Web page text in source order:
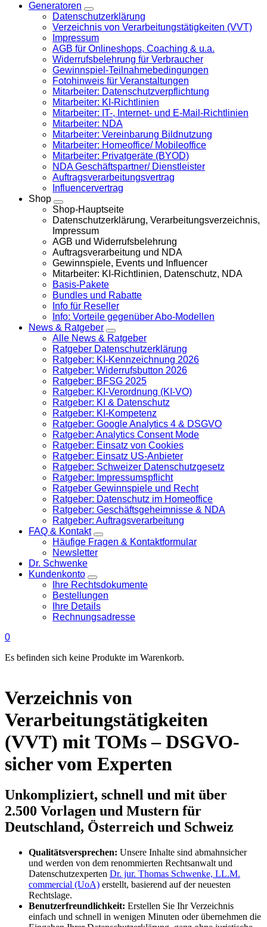
Generatoren
Datenschutzerklärung
Verzeichnis von Verarbeitungstätigkeiten (VVT)
Impressum
AGB für Onlineshops, Coaching & u.a.
Widerrufsbelehrung für Verbraucher
Gewinnspiel-Teilnahmebedingungen
Fotohinweis für Veranstaltungen
Mitarbeiter: Datenschutzverpflichtung
Mitarbeiter: KI-Richtlinien
Mitarbeiter: IT-, Internet- und E-Mail-Richtlinien
Mitarbeiter: NDA
Mitarbeiter: Vereinbarung Bildnutzung
Mitarbeiter: Homeoffice/ Mobileoffice
Mitarbeiter: Privatgeräte (BYOD)
NDA Geschäftspartner/ Dienstleister
Auftragsverarbeitungsvertrag
Influencervertrag
Shop
Shop-Hauptseite
Datenschutzerklärung, Verarbeitungsverzeichnis,
Impressum
AGB und Widerrufsbelehrung
Auftragsverarbeitung und NDA
Gewinnspiele, Events und Influencer
Mitarbeiter: KI-Richtlinien, Datenschutz, NDA
Basis-Pakete
Bundles und Rabatte
Info für Reseller
Info: Vorteile gegenüber Abo-Modellen
News & Ratgeber
Alle News & Ratgeber
Ratgeber Datenschutzerklärung
Ratgeber: KI-Kennzeichnung 2026
Ratgeber: Widerrufsbutton 2026
Ratgeber: BFSG 2025
Ratgeber: KI-Verordnung (KI-VO)
Ratgeber: KI & Datenschutz
Ratgeber: KI-Kompetenz
Ratgeber: Google Analytics 4 & DSGVO
Ratgeber: Analytics Consent Mode
Ratgeber: Einsatz von Cookies
Ratgeber: Einsatz US-Anbieter
Ratgeber: Schweizer Datenschutzgesetz
Ratgeber: Impressumspflicht
Ratgeber Gewinnspiele und Recht
Ratgeber: Datenschutz im Homeoffice
Ratgeber: Geschäftsgeheimnisse & NDA
Ratgeber: Auftragsverarbeitung
FAQ & Kontakt
Häufige Fragen & Kontaktformular
Newsletter
Dr. Schwenke
Kundenkonto
Ihre Rechtsdokumente
Bestellungen
Ihre Details
Rechnungsadresse
0
Es befinden sich keine Produkte im Warenkorb.
Verzeichnis von
Verarbeitungstätigkeiten
(VVT) mit TOMs – DSGVO-
sicher vom Experten
Unkompliziert, schnell und mit über
2.500 Vorlagen und Mustern für
Deutschland, Österreich und Schweiz
Qualitätsversprechen: Unsere Inhalte sind abmahnsicher
und werden von dem renommierten Rechtsanwalt und
Datenschutzexperten Dr. jur. Thomas Schwenke, LL.M.
commercial (UoA) erstellt, basierend auf der neuesten
Rechtslage.
Benutzerfreundlichkeit: Erstellen Sie Ihr Verzeichnis
einfach und schnell in wenigen Minuten oder übernehmen die